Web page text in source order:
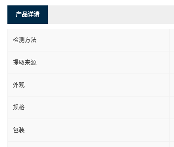
产品详请
检测方法
提取来源
外观
规格
包装